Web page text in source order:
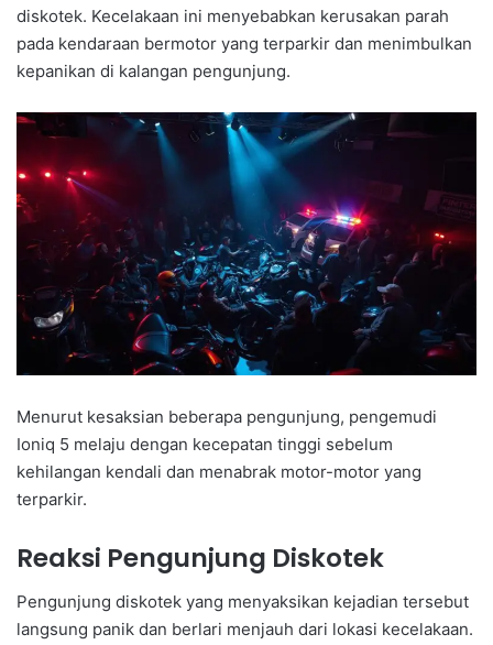
diskotek. Kecelakaan ini menyebabkan kerusakan parah
pada kendaraan bermotor yang terparkir dan menimbulkan
kepanikan di kalangan pengunjung.
Menurut kesaksian beberapa pengunjung, pengemudi
Ioniq 5 melaju dengan kecepatan tinggi sebelum
kehilangan kendali dan menabrak motor-motor yang
terparkir.
Reaksi Pengunjung Diskotek
Pengunjung diskotek yang menyaksikan kejadian tersebut
langsung panik dan berlari menjauh dari lokasi kecelakaan.